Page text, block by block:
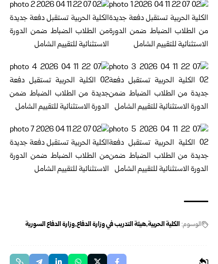
الوسوم: الكلية الحربية هيئة التدريب في وزارة الدفاع وزارة الدفاع السورية